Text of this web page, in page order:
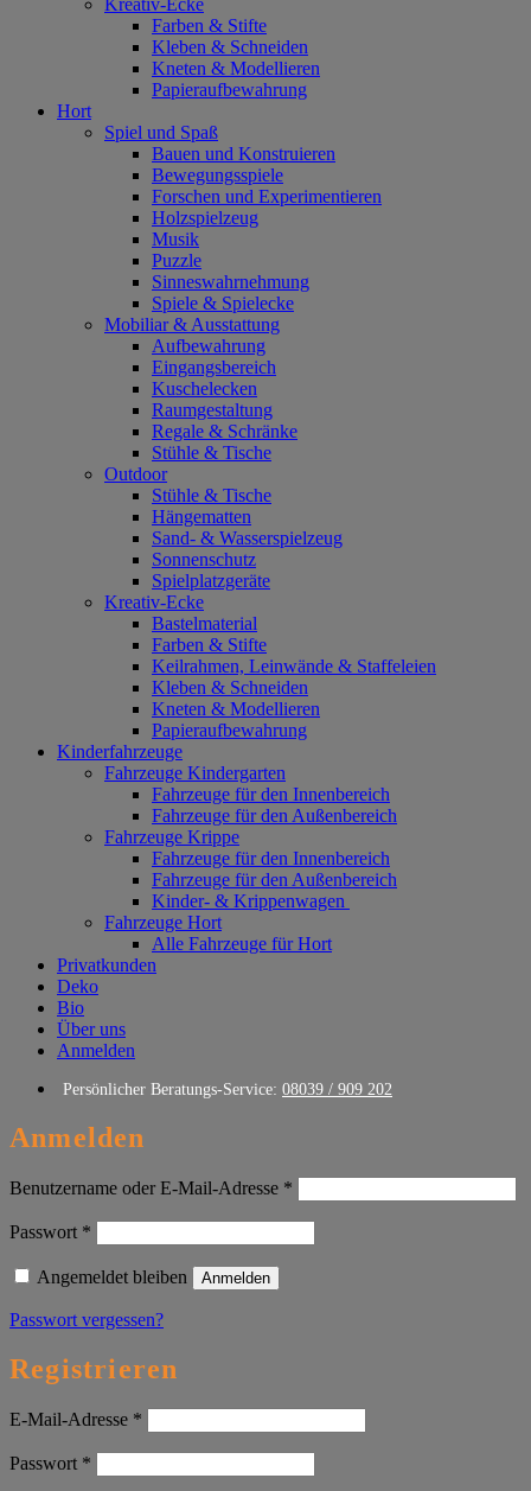
Kreativ-Ecke
Farben & Stifte
Kleben & Schneiden
Kneten & Modellieren
Papieraufbewahrung
Hort
Spiel und Spaß
Bauen und Konstruieren
Bewegungsspiele
Forschen und Experimentieren
Holzspielzeug
Musik
Puzzle
Sinneswahrnehmung
Spiele & Spielecke
Mobiliar & Ausstattung
Aufbewahrung
Eingangsbereich
Kuschelecken
Raumgestaltung
Regale & Schränke
Stühle & Tische
Outdoor
Stühle & Tische
Hängematten
Sand- & Wasserspielzeug
Sonnenschutz
Spielplatzgeräte
Kreativ-Ecke
Bastelmaterial
Farben & Stifte
Keilrahmen, Leinwände & Staffeleien
Kleben & Schneiden
Kneten & Modellieren
Papieraufbewahrung
Kinderfahrzeuge
Fahrzeuge Kindergarten
Fahrzeuge für den Innenbereich
Fahrzeuge für den Außenbereich
Fahrzeuge Krippe
Fahrzeuge für den Innenbereich
Fahrzeuge für den Außenbereich
Kinder- & Krippenwagen
Fahrzeuge Hort
Alle Fahrzeuge für Hort
Privatkunden
Deko
Bio
Über uns
Anmelden
Persönlicher Beratungs-Service: 08039 / 909 202
Anmelden
Benutzername oder E-Mail-Adresse *
Passwort *
Angemeldet bleiben Anmelden
Passwort vergessen?
Registrieren
E-Mail-Adresse *
Passwort *